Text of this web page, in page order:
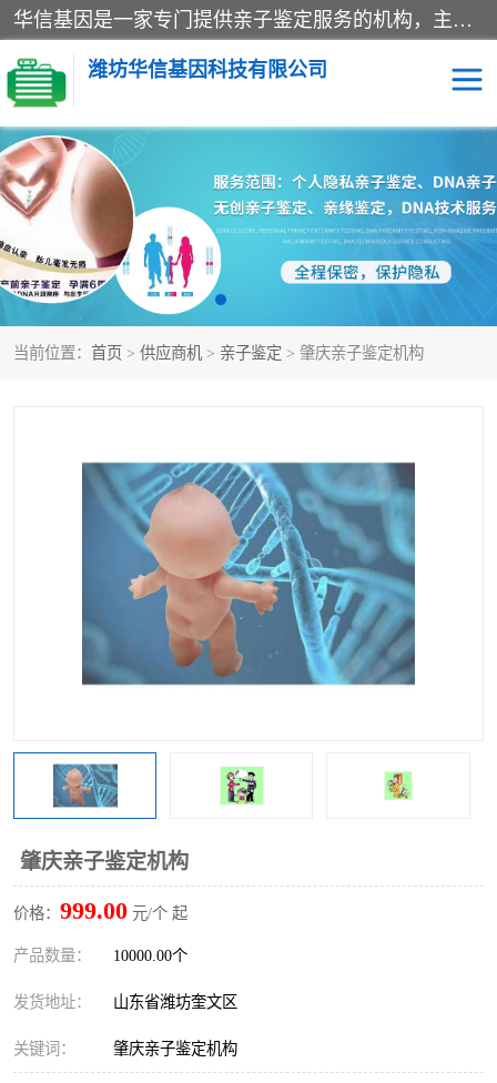
华信基因是一家专门提供亲子鉴定服务的机构，主要业务：济南亲子鉴定、临沂亲子鉴定、菏泽亲子鉴定、淄博亲子鉴定、青岛亲子鉴定、日照亲子鉴定、临朐亲子鉴定、寿光亲子鉴定等，联合广州、上海、北京、深圳、杭州、武汉、成都、合肥、贵阳、沈阳等地区有法医物证鉴定机构及基因检测公司，为国内外客户提供便捷的DNA鉴定服务。
潍坊华信基因科技有限公司
当前位置： 首页 > 供应商机 > 亲子鉴定 > 肇庆亲子鉴定机构
肇庆亲子鉴定机构
价格： 999.00 元/个 起
产品数量： 10000.00个
发货地址： 山东省潍坊奎文区
关键词： 肇庆亲子鉴定机构
亲子鉴定 DNA亲子鉴定
隐私亲子鉴定 无创亲子鉴定
孕期亲子鉴定